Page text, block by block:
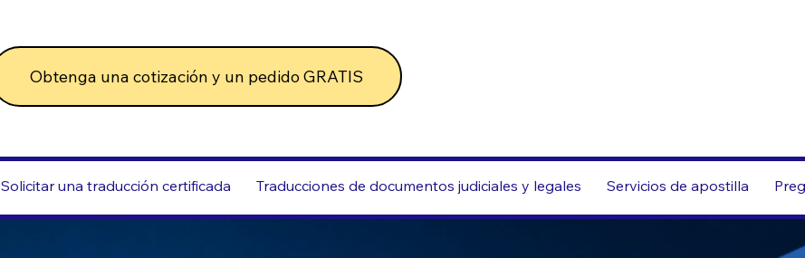
Obtenga una cotización y un pedido GRATIS
Solicitar una traducción certificada Traducciones de documentos judiciales y legales Servicios de apostilla